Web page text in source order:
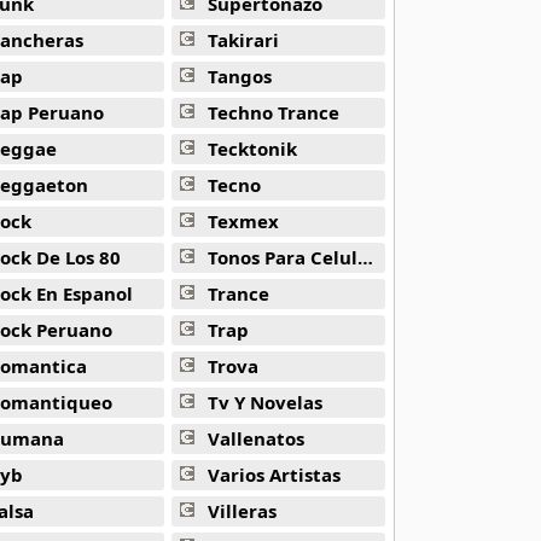
Peruano
De Los 80
En Espanol
Peruano
Takirari
Tangos
Techno Trance
Tecktonik
Tecno
Texmex
Tonos Para Celulares
Trance
Trap
Trova
Tv Y Novelas
Vallenatos
Varios Artistas
Villeras